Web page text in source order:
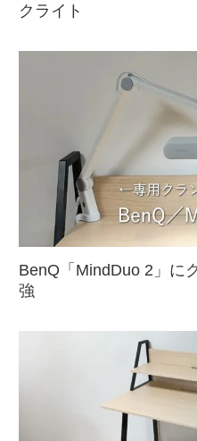
クライト
BenQ「MindDuo 2」に
強